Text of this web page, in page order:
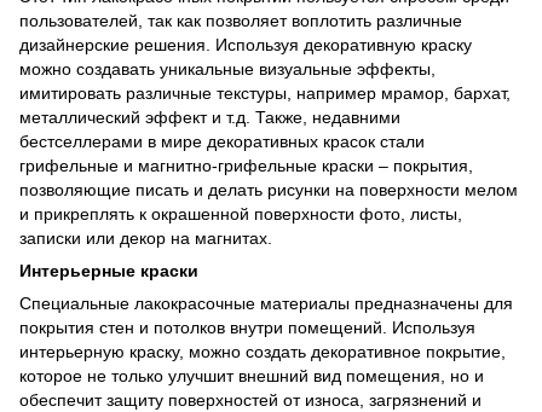
пользователей, так как позволяет воплотить различные
дизайнерские решения. Используя декоративную краску
можно создавать уникальные визуальные эффекты,
имитировать различные текстуры, например мрамор, бархат,
металлический эффект и т.д. Также, недавними
бестселлерами в мире декоративных красок стали
грифельные и магнитно-грифельные краски – покрытия,
позволяющие писать и делать рисунки на поверхности мелом
и прикреплять к окрашенной поверхности фото, листы,
записки или декор на магнитах.
Интерьерные краски
Специальные лакокрасочные материалы предназначены для
покрытия стен и потолков внутри помещений. Используя
интерьерную краску, можно создать декоративное покрытие,
которое не только улучшит внешний вид помещения, но и
обеспечит защиту поверхностей от износа, загрязнений и